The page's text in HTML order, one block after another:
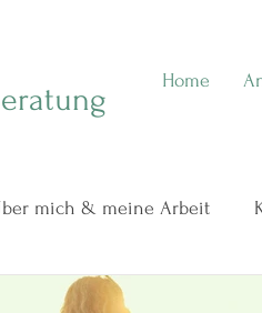
Home
mich & meine Arbeit
Verbindung leben